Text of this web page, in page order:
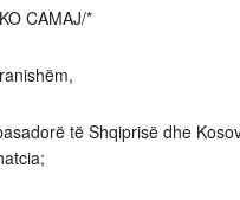
CAMAJ/*
të Shqiprisë dhe